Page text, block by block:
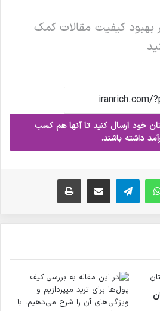
بهبود کیفیت مقالات کمک
خود ارسال کنید تا آنها هم کسب
داشته باشند.
واتس آپ تلگرام ارسال ایمیل چاپ